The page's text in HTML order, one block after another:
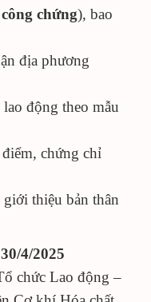
chứng), bao
địa phương
động theo mẫu
điểm, chứng chỉ
thiệu bản thân
4/2025
chức Lao động –